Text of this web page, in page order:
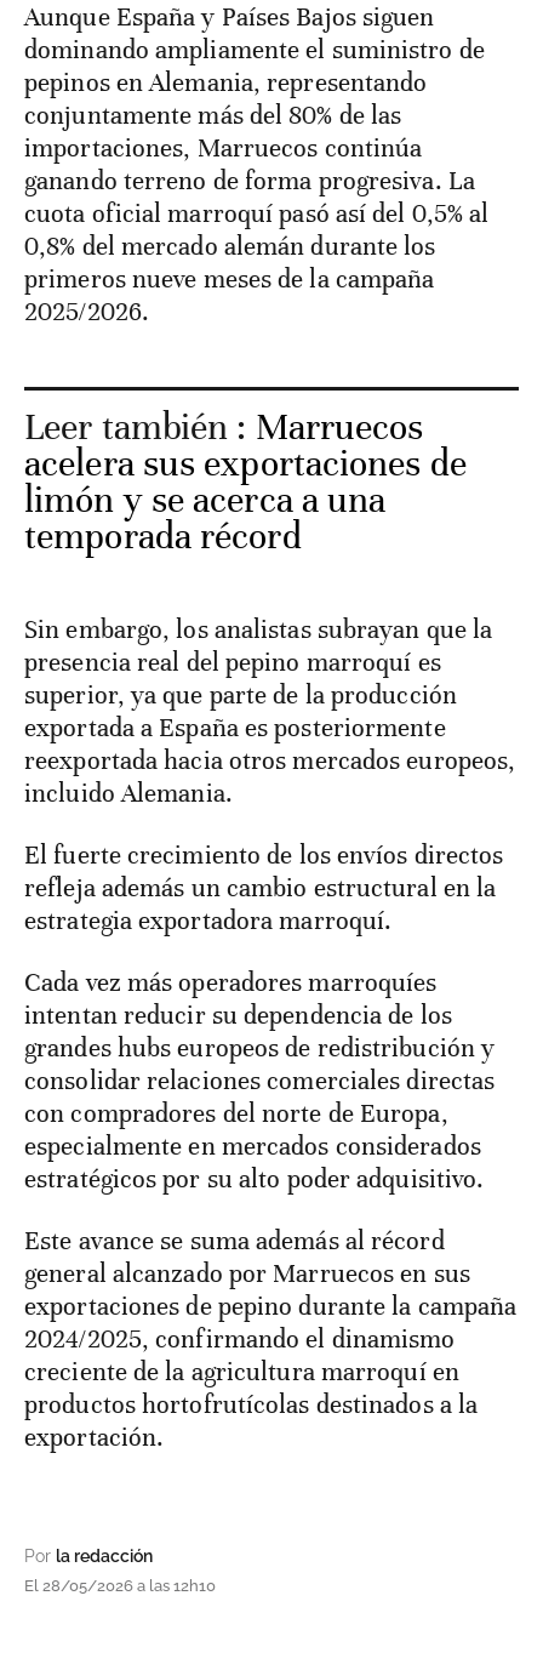
Aunque España y Países Bajos siguen
dominando ampliamente el suministro de
pepinos en Alemania, representando
conjuntamente más del 80% de las
importaciones, Marruecos continúa
ganando terreno de forma progresiva. La
cuota oficial marroquí pasó así del 0,5% al
0,8% del mercado alemán durante los
primeros nueve meses de la campaña
2025/2026.
Leer también : Marruecos
acelera sus exportaciones de
limón y se acerca a una
temporada récord
Sin embargo, los analistas subrayan que la
presencia real del pepino marroquí es
superior, ya que parte de la producción
exportada a España es posteriormente
reexportada hacia otros mercados europeos,
incluido Alemania.
El fuerte crecimiento de los envíos directos
refleja además un cambio estructural en la
estrategia exportadora marroquí.
Cada vez más operadores marroquíes
intentan reducir su dependencia de los
grandes hubs europeos de redistribución y
consolidar relaciones comerciales directas
con compradores del norte de Europa,
especialmente en mercados considerados
estratégicos por su alto poder adquisitivo.
Este avance se suma además al récord
general alcanzado por Marruecos en sus
exportaciones de pepino durante la campaña
2024/2025, confirmando el dinamismo
creciente de la agricultura marroquí en
productos hortofrutícolas destinados a la
exportación.
Por la redacción
El 28/05/2026 a las 12h10